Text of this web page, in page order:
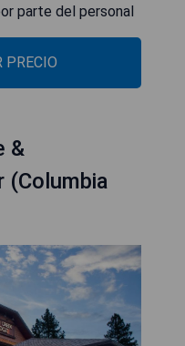
parte del personal
PRECIO
&
(Columbia